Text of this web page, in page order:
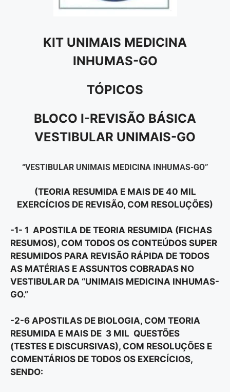
KIT UNIMAIS MEDICINA
INHUMAS-GO
TÓPICOS
BLOCO I-REVISÃO BÁSICA
VESTIBULAR UNIMAIS-GO
“VESTIBULAR UNIMAIS MEDICINA INHUMAS-GO”
(TEORIA RESUMIDA E MAIS DE 40 MIL
EXERCÍCIOS DE REVISÃO, COM RESOLUÇÕES)
-1- 1 APOSTILA DE TEORIA RESUMIDA (FICHAS
RESUMOS), COM TODOS OS CONTEÚDOS SUPER
RESUMIDOS PARA REVISÃO RÁPIDA DE TODOS
AS MATÉRIAS E ASSUNTOS COBRADAS NO
VESTIBULAR DA “UNIMAIS MEDICINA INHUMAS-
GO.”
-2-6 APOSTILAS DE BIOLOGIA, COM TEORIA
RESUMIDA E MAIS DE 3 MIL QUESTÕES
(TESTES E DISCURSIVAS), COM RESOLUÇÕES E
COMENTÁRIOS DE TODOS OS EXERCÍCIOS,
SENDO: